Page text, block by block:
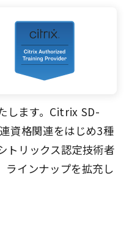
します。Citrix SD-
資格関連をはじめ3種
トリックス認定技術者
ラインナップを拡充し